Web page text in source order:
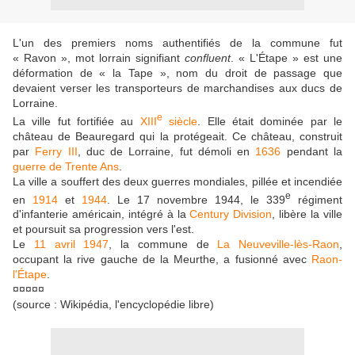
L'un des premiers noms authentifiés de la commune fut
« Ravon », mot lorrain signifiant confluent. « L'Étape » est une
déformation de « la Tape », nom du droit de passage que
devaient verser les transporteurs de marchandises aux ducs de
Lorraine.
La ville fut fortifiée au XIIIe siècle . Elle était dominée par le
château de Beauregard qui la protégeait. Ce château, construit
par Ferry III , duc de Lorraine, fut démoli en 1636 pendant la
guerre de Trente Ans
La ville a souffert des deux guerres mondiales, pillée et incendiée
en 1914 et 1944 . Le 17 novembre 1944, le 339e
régiment
d'infanterie américain, intégré à laCentury Division, libère la ville
et poursuit sa progression vers l'est.
Le 11 avril 1947, la commune de La Neuveville-lès-Raon,
occupant la rive gauche de la Meurthe, a fusionné avec Raon-
l'Étape.
¤¤¤¤¤
(source : Wikipédia, l'encyclopédie libre)